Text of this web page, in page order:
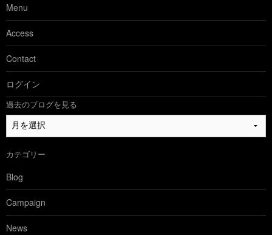
Menu
Access
Contact
ログイン
過去のブログを見る
過
去
ブ
ロ
グ
を
見
る
カテゴリー
Blog
Campaign
News